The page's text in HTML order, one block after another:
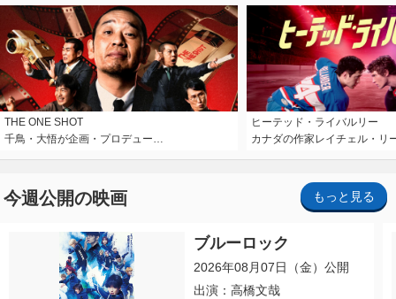
THE ONE SHOT
千鳥・大悟が企画・プロデュー…
ヒーテッド・ライバルリー
カナダの作家レイチェル・リ
今週公開の映画 もっと見る
ブルーロック
2026年08月07日（金）公開
出演：高橋文哉